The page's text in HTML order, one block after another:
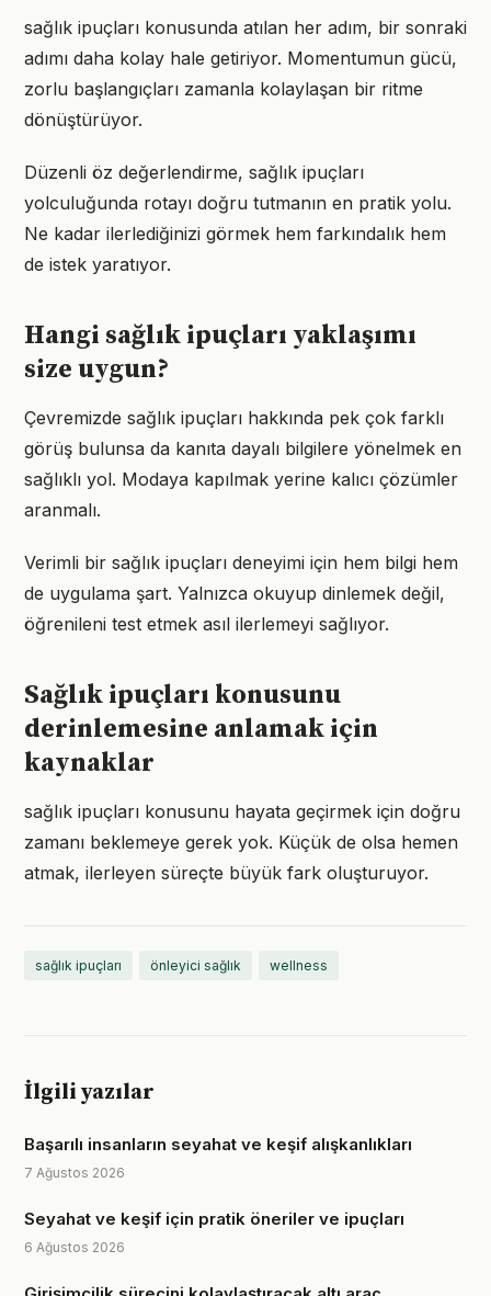
sağlık ipuçları konusunda atılan her adım, bir sonraki
adımı daha kolay hale getiriyor. Momentumun gücü,
zorlu başlangıçları zamanla kolaylaşan bir ritme
dönüştürüyor.
Düzenli öz değerlendirme, sağlık ipuçları
yolculuğunda rotayı doğru tutmanın en pratik yolu.
Ne kadar ilerlediğinizi görmek hem farkındalık hem
de istek yaratıyor.
Hangi sağlık ipuçları yaklaşımı
size uygun?
Çevremizde sağlık ipuçları hakkında pek çok farklı
görüş bulunsa da kanıta dayalı bilgilere yönelmek en
sağlıklı yol. Modaya kapılmak yerine kalıcı çözümler
aranmalı.
Verimli bir sağlık ipuçları deneyimi için hem bilgi hem
de uygulama şart. Yalnızca okuyup dinlemek değil,
öğrenileni test etmek asıl ilerlemeyi sağlıyor.
Sağlık ipuçları konusunu
derinlemesine anlamak için
kaynaklar
sağlık ipuçları konusunu hayata geçirmek için doğru
zamanı beklemeye gerek yok. Küçük de olsa hemen
atmak, ilerleyen süreçte büyük fark oluşturuyor.
sağlık ipuçları önleyici sağlık wellness
İlgili yazılar
Başarılı insanların seyahat ve keşif alışkanlıkları
7 Ağustos 2026
Seyahat ve keşif için pratik öneriler ve ipuçları
6 Ağustos 2026